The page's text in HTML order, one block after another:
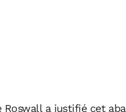
Roswall a justifié cet